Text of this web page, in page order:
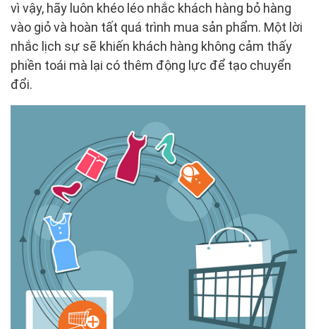
vì vậy, hãy luôn khéo léo nhắc khách hàng bỏ hàng
vào giỏ và hoàn tất quá trình mua sản phẩm. Một lời
nhắc lịch sự sẽ khiến khách hàng không cảm thấy
phiền toái mà lại có thêm động lực để tạo chuyển
đổi.